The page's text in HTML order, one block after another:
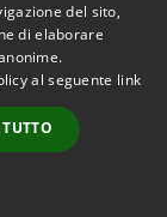
2026 • Comune di
• Powered by
•
Accesso
del sito,
di elaborare
al seguente link